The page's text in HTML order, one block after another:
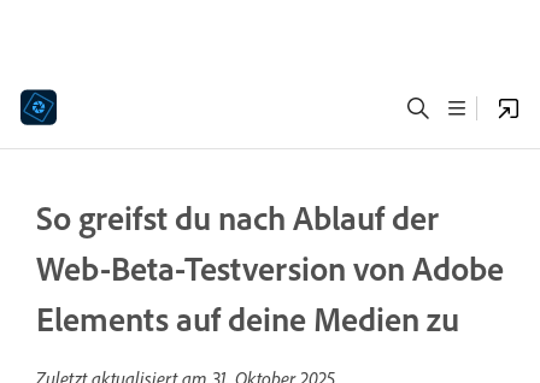
So greifst du nach Ablauf der
Web-Beta-Testversion von Adobe
Elements auf deine Medien zu
Zuletzt aktualisiert am 31. Oktober 2025